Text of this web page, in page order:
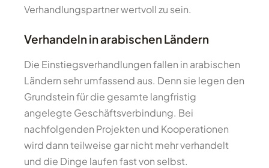
Verhandlungspartner wertvoll zu sein.
Verhandeln in arabischen Ländern
Die Einstiegsverhandlungen fallen in arabischen
Ländern sehr umfassend aus. Denn sie legen den
Grundstein für die gesamte langfristig
angelegte Geschäftsverbindung. Bei
nachfolgenden Projekten und Kooperationen
wird dann teilweise gar nicht mehr verhandelt
und die Dinge laufen fast von selbst.